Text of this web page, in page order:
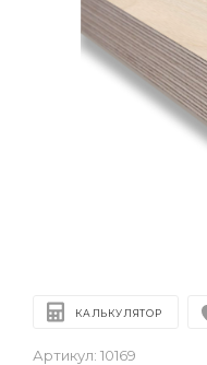
КАЛЬКУЛЯТОР
Артикул: 10169